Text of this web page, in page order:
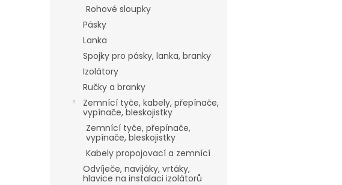
Rohové sloupky
Pásky
Lanka
Spojky pro pásky, lanka, branky
Izolátory
Ručky a branky
Zemnící tyče, kabely, přepínače,
vypínače, bleskojistky
Zemnící tyče, přepínače,
vypínače, bleskojistky
Kabely propojovací a zemnící
Odvíječe, navijáky, vrtáky,
hlavice na instalaci izolátorů